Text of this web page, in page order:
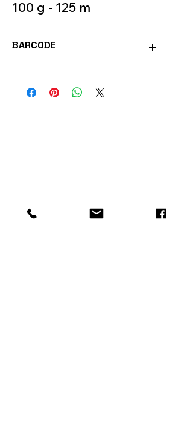
100 g - 125 m
Colour 484
BARCODE